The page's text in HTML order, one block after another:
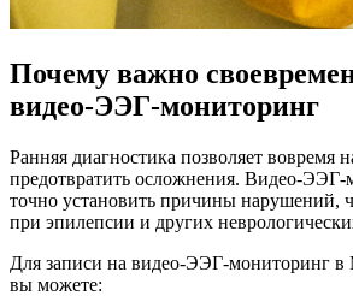
Почему важно
видео-ЭЭГ-мониторинг
Ранняя диагностика позволяет вовремя
предотвратить осложнения. Видео-ЭЭГ-
точно установить причины нарушений,
при эпилепсии и других
Для записи на видео-ЭЭГ-
вы можете: